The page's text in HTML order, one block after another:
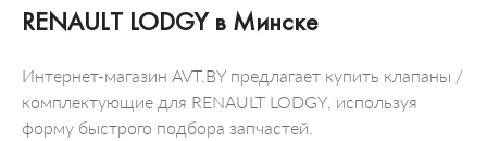
RENAULT LODGY в Минске
Интернет-магазин AVT.BY предлагает купить клапаны /
комплектующие для RENAULT LODGY, используя
форму быстрого подбора запчастей.